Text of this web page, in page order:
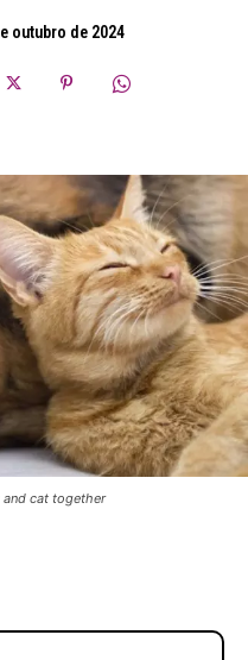
outubro de 2024
and cat together